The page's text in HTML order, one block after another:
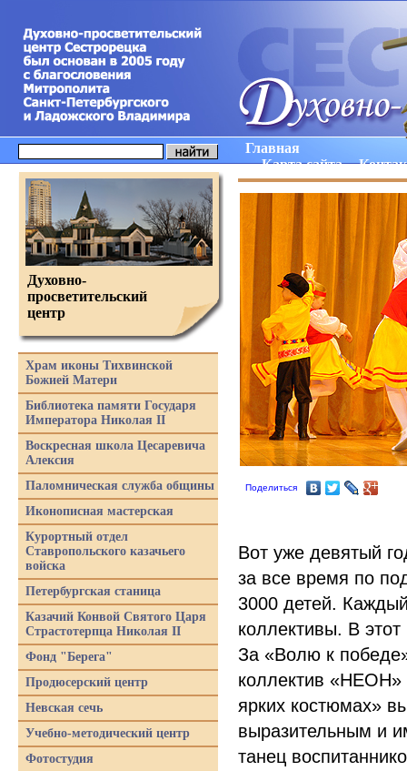
Главная
Карта сайта
Поделиться
Вот уже девятый
за все время по
3000 детей.
коллективы. В
За «Волю к
коллектив «НЕОН»
ярких костюмах»
выразительным и
танец
Духовно-
просветительский
центр
Храм иконы Тихвинской
Божией Матери
Библиотека памяти Государя
Императора Николая II
Воскресная школа Цесаревича
Алексия
Паломническая служба общины
Иконописная мастерская
Курортный отдел
Ставропольского казачьего
войска
Петербургская станица
Казачий Конвой Святого Царя
Страстотерпца Николая II
Фонд "Берега"
Продюсерский центр
Невская сечь
Учебно-методический центр
Фотостудия